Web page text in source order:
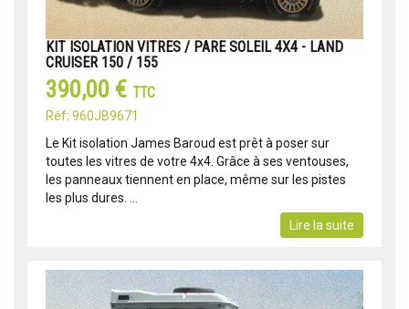
KIT ISOLATION VITRES / PARE SOLEIL 4X4 - LAND
CRUISER 150 / 155
390,00 € TTC
Réf: 960JB9671
Le Kit isolation James Baroud est prêt à poser sur
toutes les vitres de votre 4x4. Grâce à ses ventouses,
les panneaux tiennent en place, même sur les pistes
les plus dures. ...
Lire la suite